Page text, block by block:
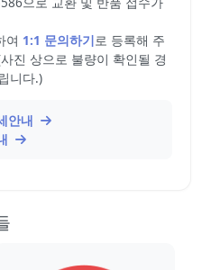
여 1:1 문의하기로 등록해 주
진 상으로 불량이 확인될 경
니다.)
안내